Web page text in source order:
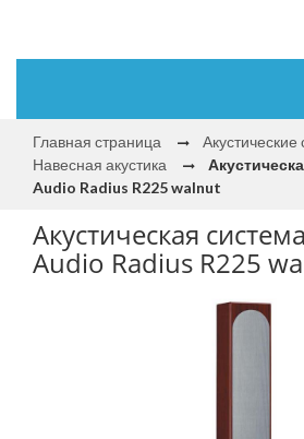
Главная страница
Навесная акустика
Audio Radius R225 walnut
Акустическая
Audio Radius R225